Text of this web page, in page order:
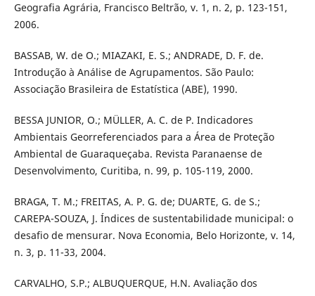
Geografia Agrária, Francisco Beltrão, v. 1, n. 2, p. 123-151,
2006.
BASSAB, W. de O.; MIAZAKI, E. S.; ANDRADE, D. F. de.
Introdução à Análise de Agrupamentos. São Paulo:
Associação Brasileira de Estatística (ABE), 1990.
BESSA JUNIOR, O.; MÜLLER, A. C. de P. Indicadores
Ambientais Georreferenciados para a Área de Proteção
Ambiental de Guaraqueçaba. Revista Paranaense de
Desenvolvimento, Curitiba, n. 99, p. 105-119, 2000.
BRAGA, T. M.; FREITAS, A. P. G. de; DUARTE, G. de S.;
CAREPA-SOUZA, J. Índices de sustentabilidade municipal: o
desafio de mensurar. Nova Economia, Belo Horizonte, v. 14,
n. 3, p. 11-33, 2004.
CARVALHO, S.P.; ALBUQUERQUE, H.N. Avaliação dos